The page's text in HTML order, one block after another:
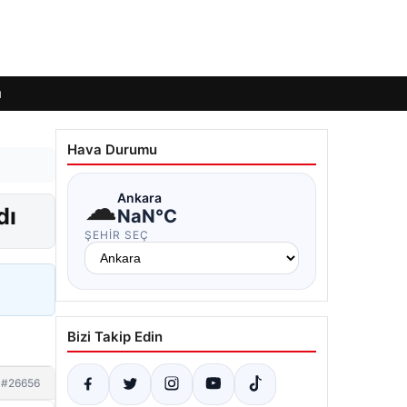
#26656
Hava Durumu
☁Ankara
NaN°C
ŞEHIR SEÇ
Bizi Takip Edin